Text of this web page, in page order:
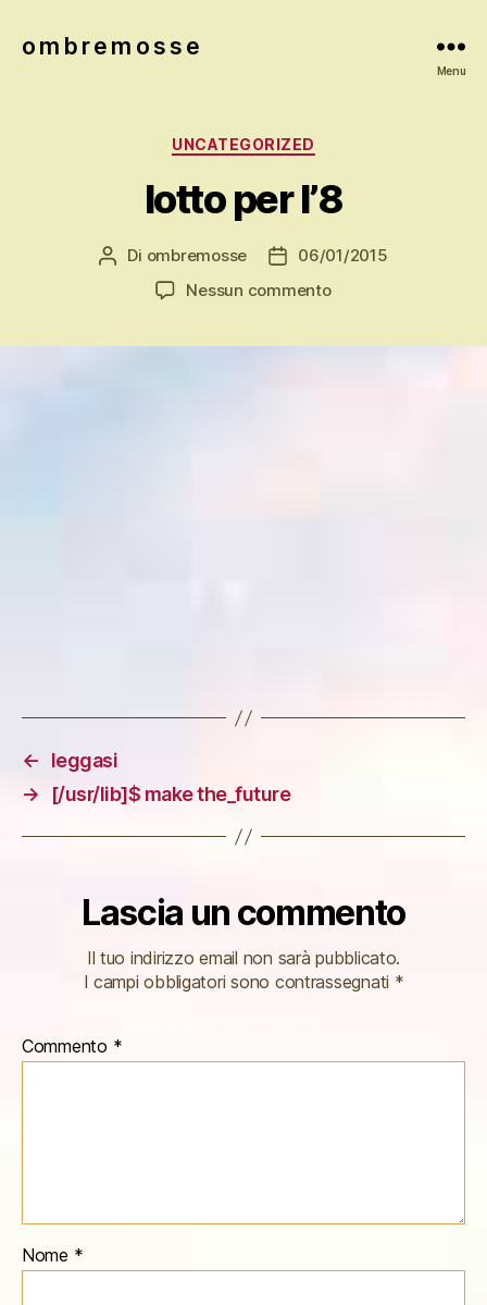
o m b r e m o s s e
Menu
Categorie
UNCATEGORIZED
lotto per l’8
Autore
articolo
Di ombremosse
Data06/01/2015
Nessun commentosu
←
leggasi
→
[/usr/lib]$ make the_future
Lascia un commento
Il tuo indirizzo email non sarà pubblicato.
I campi obbligatori sono contrassegnati *
Commento *
Nome *